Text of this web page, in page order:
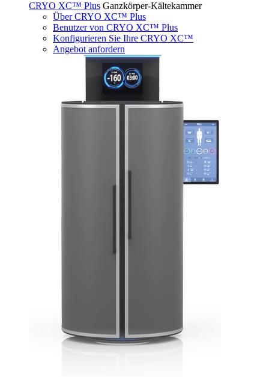
CRYO XC™ Plus Ganzkörper-Kältekammer
Über CRYO XC™ Plus
Benutzer von CRYO XC™ Plus
Konfigurieren Sie Ihre CRYO XC™
Angebot anfordern